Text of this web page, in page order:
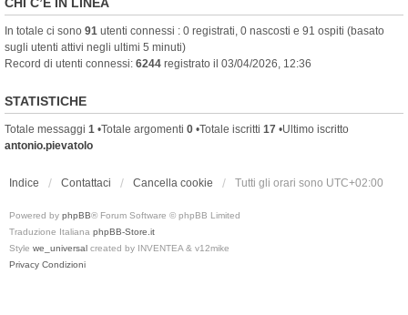
In totale ci sono 91 utenti connessi : 0 registrati, 0 nascosti e 91 ospiti (basato
sugli utenti attivi negli ultimi 5 minuti)
Record di utenti connessi: 6244 registrato il 03/04/2026, 12:36
STATISTICHE
Totale messaggi 1 •Totale argomenti 0 •Totale iscritti 17 •Ultimo iscritto
antonio.pievatolo
Indice Contattaci Cancella cookie Tutti gli orari sono UTC+02:00
Powered by phpBB® Forum Software © phpBB Limited
Traduzione Italiana phpBB-Store.it
Style we_universal created by INVENTEA & v12mike
Privacy Condizioni